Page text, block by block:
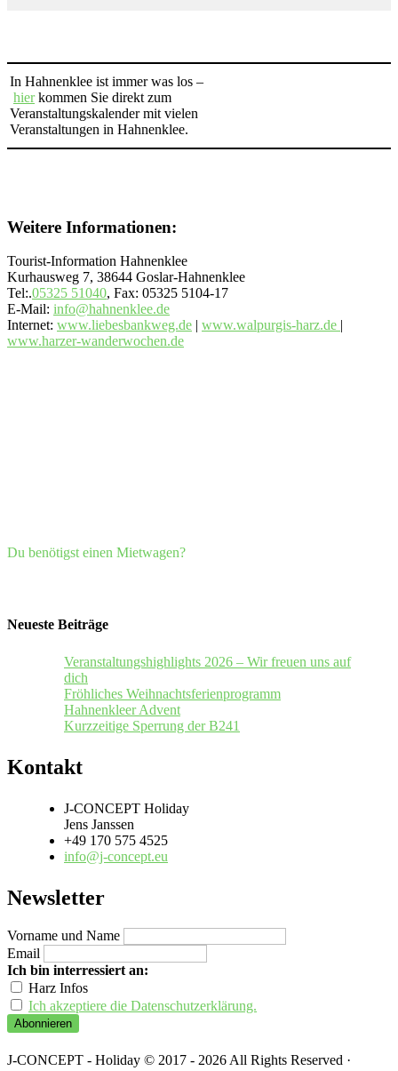
In Hahnenklee ist immer was los –
hierkommen Sie direkt zum
Veranstaltungskalender mit vielen
Veranstaltungen in Hahnenklee.
Weitere Informationen:
Tourist-Information Hahnenklee
Kurhausweg 7, 38644 Goslar-Hahnenklee
Tel:.05325 51040, Fax: 05325 5104-17
E-Mail: info@hahnenklee.de
Internet: www.liebesbankweg.de | www.walpurgis-harz.de |
www.harzer-wanderwochen.de
Du benötigst einen Mietwagen?
Neueste Beiträge
Veranstaltungshighlights 2026 – Wir freuen uns auf
dich
Fröhliches Weihnachtsferienprogramm
Hahnenkleer Advent
Kurzzeitige Sperrung der B241
Kontakt
J-CONCEPT Holiday
Jens Janssen
+49 170 575 4525
info@j-concept.eu
Newsletter
Vorname und Name
Email
Ich bin interressiert an:
Harz Infos
Ich akzeptiere die Datenschutzerklärung.
J-CONCEPT - Holiday © 2017 - 2026 All Rights Reserved ·